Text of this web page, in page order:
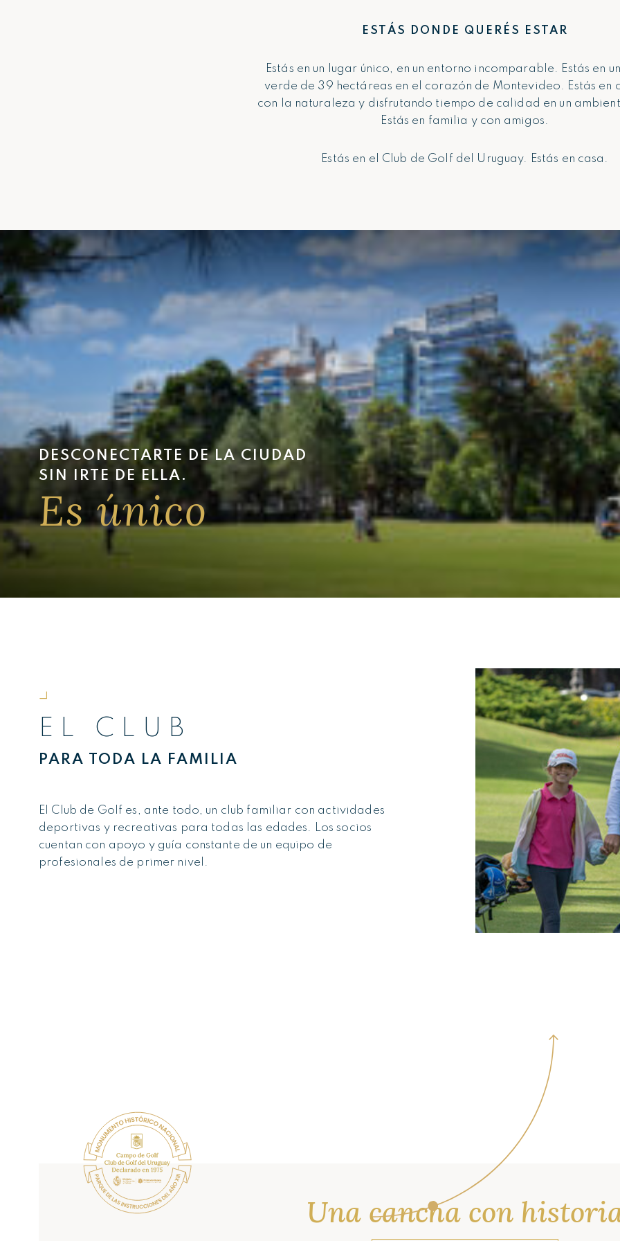
ESTÁS DONDE QUERÉS ESTAR
Estás en un lugar único, en un entorno incomparable. Estás en
verde de 39 hectáreas en el corazón de Montevideo. Estás en
con la naturaleza y disfrutando tiempo de calidad en un
Estás en familia y con amigos.
Estás en el Club de Golf del Uruguay. Estás en casa.
DESCONECTARTE DE LA CIUDAD
SIN IRTE DE ELLA.
Es único
EL CLUB
PARA TODA LA FAMILIA
El Club de Golf es, ante todo, un club familiar con actividades
deportivas y recreativas para todas las edades. Los socios
cuentan con apoyo y guía constante de un equipo de
profesionales de primer nivel.
Una cancha con